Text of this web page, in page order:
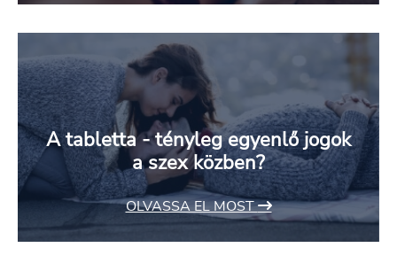
A tabletta - tényleg egyenlő jogok
a szex közben?
OLVASSA EL MOST